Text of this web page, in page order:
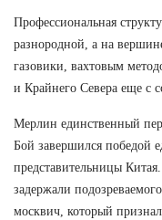
Профессиональная
разнородной, а на
газовики, вахтовым
и Крайнего Севера еще с
Мерлин единственный
Бой завершился победой
представительницы
задержали
москвич, который